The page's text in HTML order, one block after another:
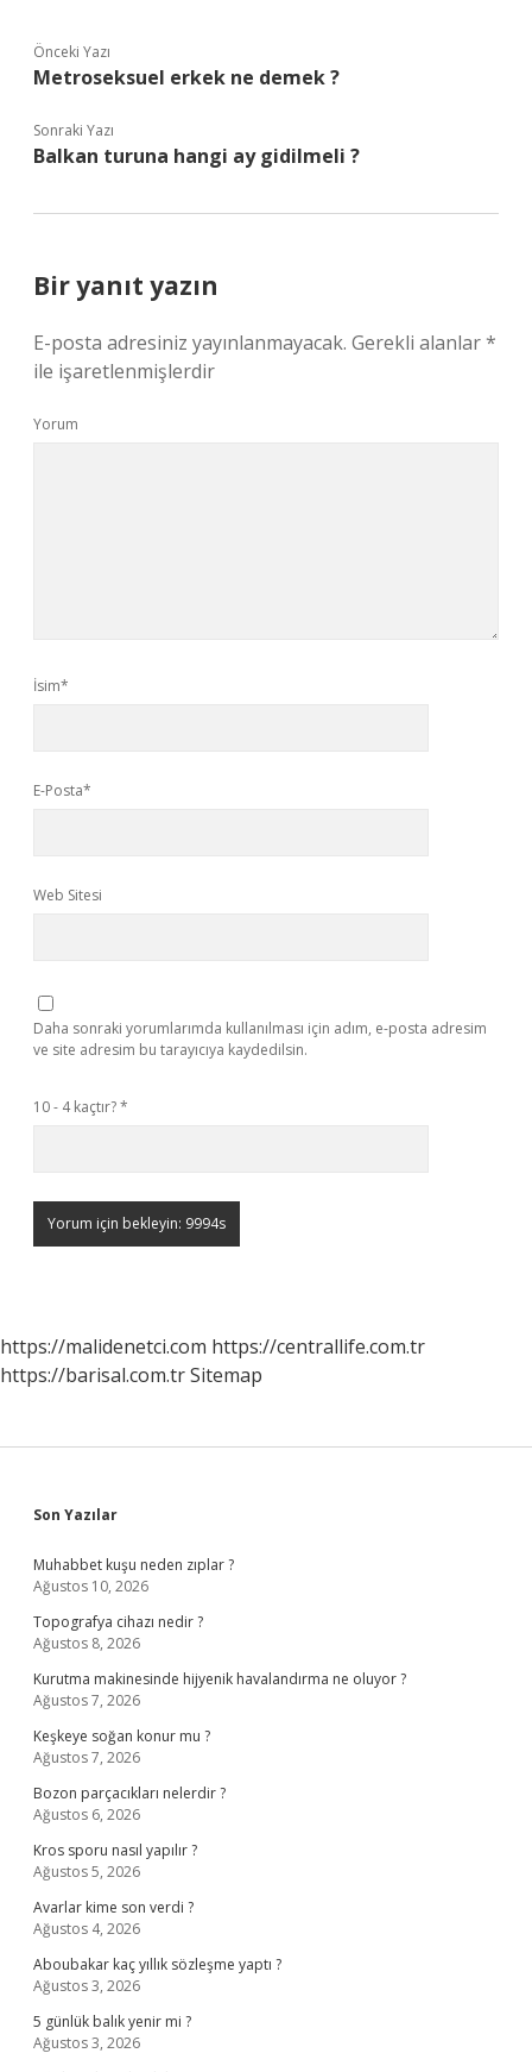
Önceki Yazı
Metroseksuel erkek ne demek ?
Sonraki Yazı
Balkan turuna hangi ay gidilmeli ?
Bir yanıt yazın
E-posta adresiniz yayınlanmayacak. Gerekli alanlar*
ile işaretlenmişlerdir
Yorum
İsim*
E-Posta*
Web Sitesi
Daha sonraki yorumlarımda kullanılması için adım, e-posta adresim
ve site adresim bu tarayıcıya kaydedilsin.
10 - 4 kaçtır?*
https://malidenetci.com https://centrallife.com.tr
https://barisal.com.trSitemap
Sidebar
Son Yazılar
Muhabbet kuşu neden zıplar ?
Ağustos 10, 2026
Topografya cihazı nedir ?
Ağustos 8, 2026
Kurutma makinesinde hijyenik havalandırma ne oluyor ?
Ağustos 7, 2026
Keşkeye soğan konur mu ?
Ağustos 7, 2026
Bozon parçacıkları nelerdir ?
Ağustos 6, 2026
Kros sporu nasıl yapılır ?
Ağustos 5, 2026
Avarlar kime son verdi ?
Ağustos 4, 2026
Aboubakar kaç yıllık sözleşme yaptı ?
Ağustos 3, 2026
5 günlük balık yenir mi ?
Ağustos 3, 2026